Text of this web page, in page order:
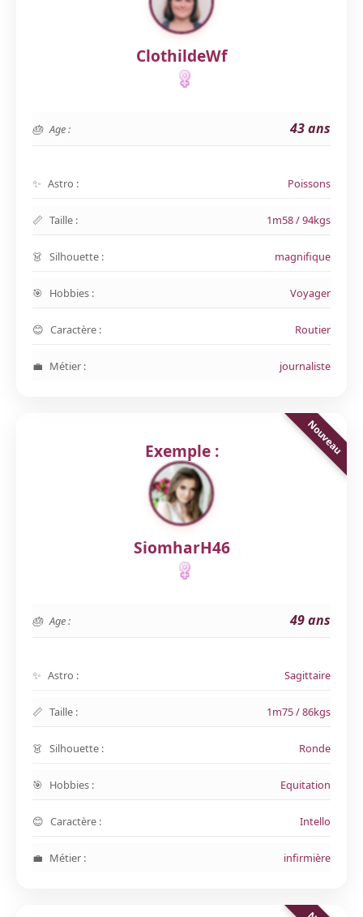
ClothildeWf
Age : 43 ans
Astro : Poissons
Taille : 1m58 / 94kgs
Silhouette : magnifique
Hobbies : Voyager
Caractère : Routier
Métier : journaliste
Exemple :
SiomharH46
Age : 49 ans
Astro : Sagittaire
Taille : 1m75 / 86kgs
Silhouette : Ronde
Hobbies : Equitation
Caractère : Intello
Métier : infirmière